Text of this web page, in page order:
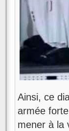
Ainsi, ce
armée
mener à la